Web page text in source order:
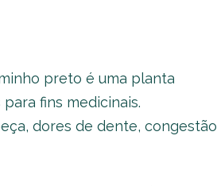
preto é uma planta
fins medicinais.
dores de dente, congestão